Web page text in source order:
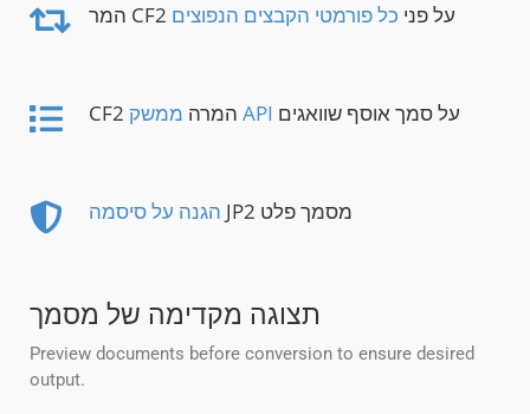
המר CF2 על פני כל פורמטי הקבצים הנפוצים
CF2 המרה ממשק API על סמך אוסף שוואגים
הגנה על סיסמה JP2 מסמך פלט
תצוגה מקדימה של מסמך
Preview documents before conversion to ensure desired
output.